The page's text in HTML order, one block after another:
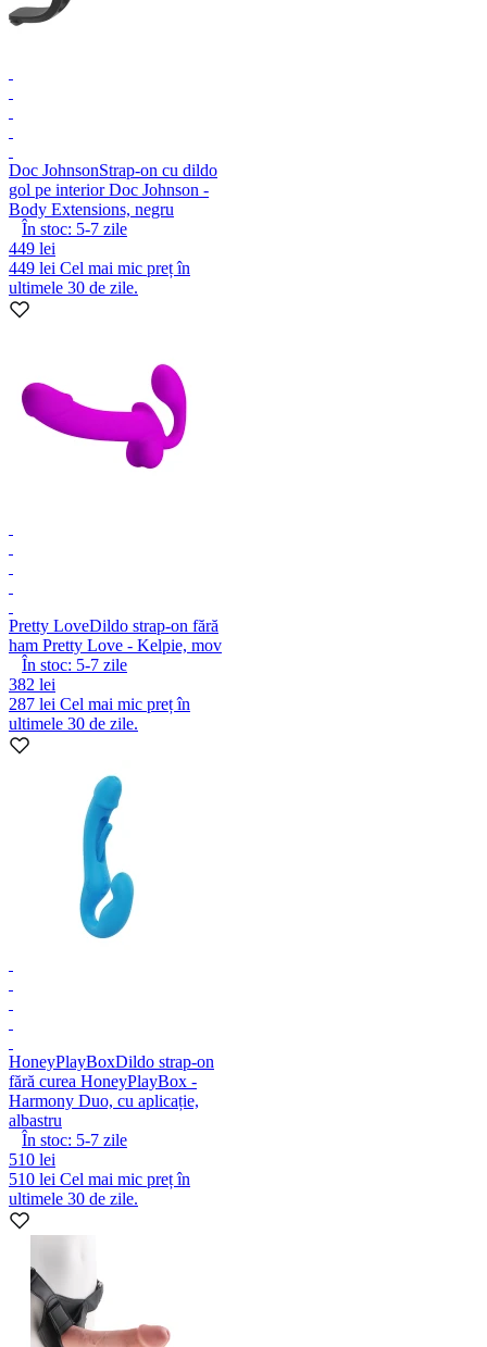
Doc JohnsonStrap-on cu dildo
gol pe interior Doc Johnson -
Body Extensions, negru
În stoc: 5-7 zile
449 lei
449 lei Cel mai mic preț în
ultimele 30 de zile.
Pretty LoveDildo strap-on fără
ham Pretty Love - Kelpie, mov
În stoc: 5-7 zile
382 lei
287 lei Cel mai mic preț în
ultimele 30 de zile.
HoneyPlayBoxDildo strap-on
fără curea HoneyPlayBox -
Harmony Duo, cu aplicație,
albastru
În stoc: 5-7 zile
510 lei
510 lei Cel mai mic preț în
ultimele 30 de zile.